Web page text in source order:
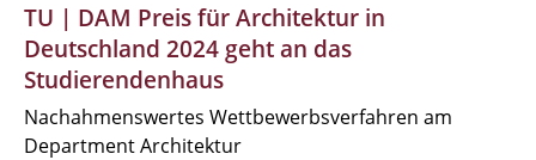
TU | DAM Preis für Architektur in
Deutschland 2024 geht an das
Studierendenhaus
Nachahmenswertes Wettbewerbsverfahren am
Department Architektur